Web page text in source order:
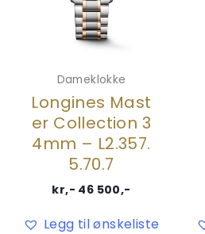
Dameklokke
Longines Mast
er Collection 3
4mm – L2.357.
5.70.7
kr,- 46 500,-
Legg til ønskeliste